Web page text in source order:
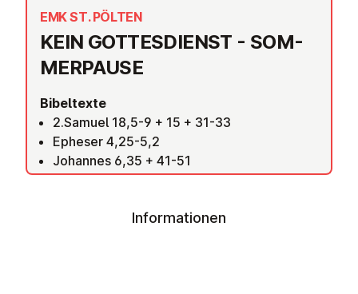
KEIN GOT­TES­DIENST - SOM­
MER­PAU­SE
EMK ST. PÖLTEN
Bibeltexte
2.Samuel 18,5-9 + 15 + 31-33
Epheser 4,25-5,2
Johannes 6,35 + 41-51
Informationen